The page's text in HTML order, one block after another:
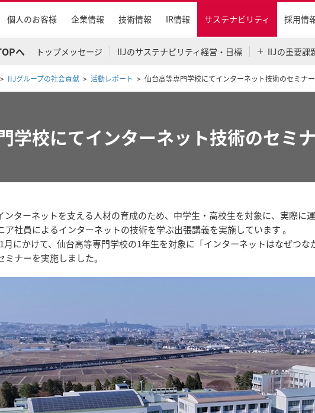
個人のお客様 企業情報 技術情報 IR情報 サステナビリティ 採用情
へ トップメッセージ IIJのサステナビリティ経営・目標 IIJの重要課
IIJグループの社会貢献 活動レポート 仙台高等専門学校にてインターネット技術のセミナ
学校にてインターネット技術のセミ
ンターネットを支える人材の育成のため、中学生・高校生を対象に、実際に
社員によるインターネットの技術を学ぶ出張講義を実施しています 。
月にかけて、仙台高等専門学校の1年生を対象に「インターネットはなぜつ
ナーを実施しました。